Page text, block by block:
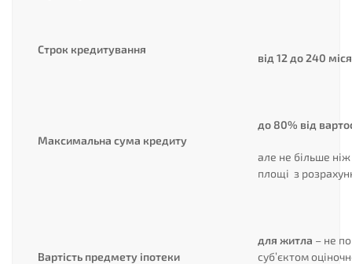
Строк кредитування
від 12 до 240
Максимальна сума кредиту
до 80% від
але не більше
площі з
Вартість предмету іпотеки
для житла – не
суб’єктом